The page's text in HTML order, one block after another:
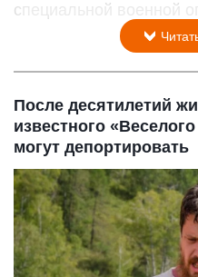
специальной военной
После десятилетий
известного
могут депортировать